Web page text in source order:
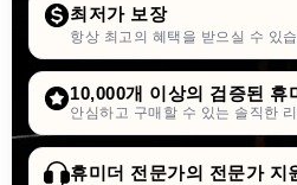
최저가 보장
항상 최고의 혜택을 받으실 수 있
10,000개 이상의 검증된 휴
안심하고 구매할 수 있는 솔직한
휴미더 전문가의 전문가 지